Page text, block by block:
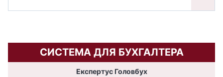
СИСТЕМА ДЛЯ БУХГАЛТЕРА
Експертус Головбух